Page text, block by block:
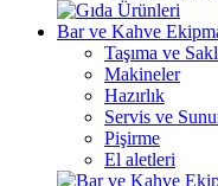
Bar ve Kahve
Taşıma ve
Makineler
Hazırlık
Servis ve
Pişirme
El aletleri